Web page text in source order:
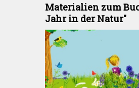
Materialien zum
Jahr in der Natur"